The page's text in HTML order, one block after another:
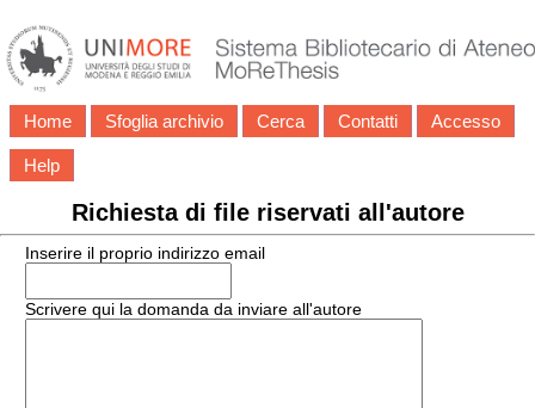
Home Sfoglia archivio Cerca Contatti Accesso
Help
Richiesta di file riservati all'autore
Inserire il proprio indirizzo email
Scrivere qui la domanda da inviare all'autore